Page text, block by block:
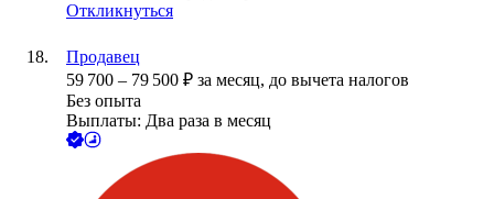
Откликнуться
Продавец
59 700 – 79 500 ₽ за месяц, до вычета налогов
Без опыта
Выплаты: Два раза в месяц